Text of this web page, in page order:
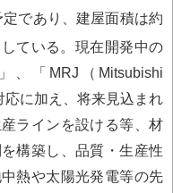
であり、建屋面積は約
ている。現在開発中の
、「MRJ（Mitsubishi
に加え、将来見込まれ
ラインを設ける等、材
構築し、品質・生産性
熱や太陽光発電等の先